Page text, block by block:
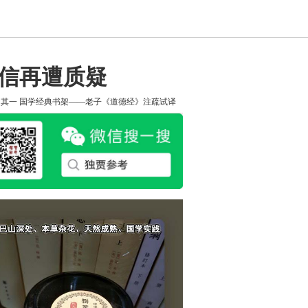
再遭质疑
一 国学经典书架——老子《道德经》注疏试译